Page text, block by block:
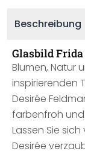
Beschreibung
Glasbild
Blumen, Natur
inspirierenden
Desirée
farbenfroh und
Lassen Sie
Desirée